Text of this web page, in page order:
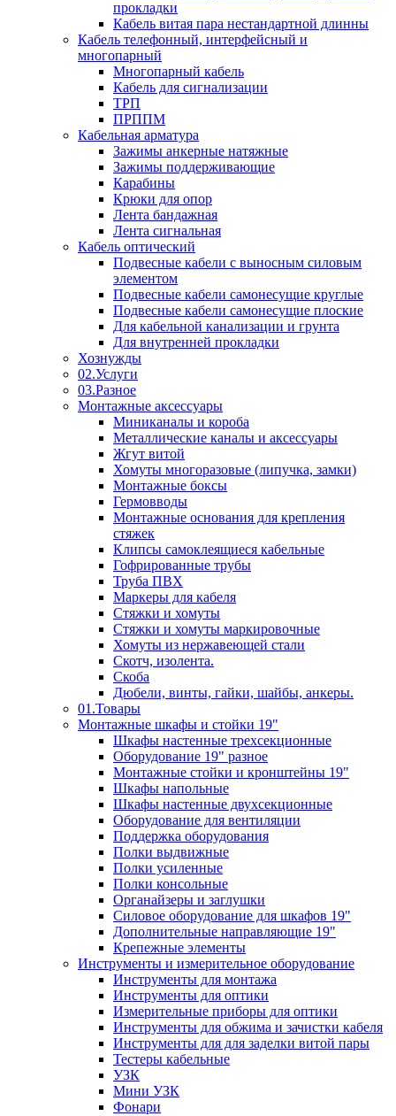
прокладки
Кабель витая пара нестандартной длинны
Кабель телефонный, интерфейсный и
многопарный
Многопарный кабель
Кабель для сигнализации
ТРП
ПРППМ
Кабельная арматура
Зажимы анкерные натяжные
Зажимы поддерживающие
Карабины
Крюки для опор
Лента бандажная
Лента сигнальная
Кабель оптический
Подвесные кабели с выносным силовым
элементом
Подвесные кабели самонесущие круглые
Подвесные кабели самонесущие плоские
Для кабельной канализации и грунта
Для внутренней прокладки
Хознужды
02.Услуги
03.Разное
Монтажные аксессуары
Миниканалы и короба
Металлические каналы и аксессуары
Жгут витой
Хомуты многоразовые (липучка, замки)
Монтажные боксы
Гермовводы
Монтажные основания для крепления
стяжек
Клипсы самоклеящиеся кабельные
Гофрированные трубы
Труба ПВХ
Маркеры для кабеля
Стяжки и хомуты
Стяжки и хомуты маркировочные
Хомуты из нержавеющей стали
Скотч, изолента.
Скоба
Дюбели, винты, гайки, шайбы, анкеры.
01.Товары
Монтажные шкафы и стойки 19"
Шкафы настенные трехсекционные
Оборудование 19" разное
Монтажные стойки и кронштейны 19"
Шкафы напольные
Шкафы настенные двухсекционные
Оборудование для вентиляции
Поддержка оборудования
Полки выдвижные
Полки усиленные
Полки консольные
Органайзеры и заглушки
Силовое оборудование для шкафов 19"
Дополнительные направляющие 19"
Крепежные элементы
Инструменты и измерительное оборудование
Инструменты для монтажа
Инструменты для оптики
Измерительные приборы для оптики
Инструменты для обжима и зачистки кабеля
Инструменты для для заделки витой пары
Тестеры кабельные
УЗК
Мини УЗК
Фонари